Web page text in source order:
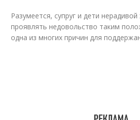
Разумеется, супруг и дети нерадивой
проявлять недовольство таким
одна из многих причин для